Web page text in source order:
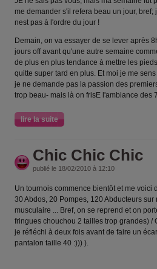
me demander s'il refera beau un jour, bref;
nest pas à l'ordre du jour !
Demain, on va essayer de se lever après
jours off avant qu'une autre semaine
de plus en plus tendance à mettre les
quitte super tard en plus. Et moi je me
je ne demande pas la passion des
trop beau- mais là on frisE l'ambiance des
lire la suite
Chic Chic Chic
publié le 18/02/2010 à 12:10
Un tournois commence bientôt et me voici
30 Abdos, 20 Pompes, 120 Abducteurs
musculaire ... Bref, on se reprend et on
fringues chouchou 2 tailles trop grandes) /
je réfléchi à deux fois avant de faire un
pantalon taille 40 :))) ).